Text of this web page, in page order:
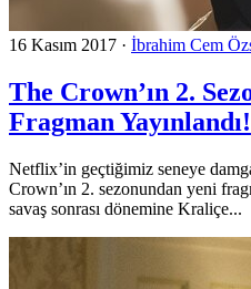
16 Kasım 2017 · İbrahim Cem
The Crown’ın 2.
Fragman Yayınlandı!
Netflix’in geçtiğimiz seneye
Crown’ın 2. sezonundan yeni
savaş sonrası dönemine Kraliçe...